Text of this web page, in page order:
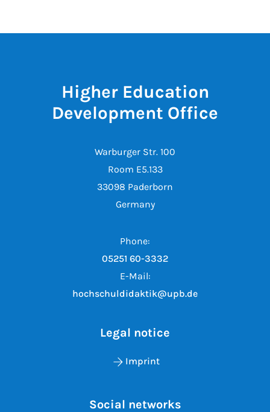
Higher Education
Development Office
Warburger Str. 100
Room E5.133
33098 Paderborn
Germany
Phone:
05251 60-3332
E-Mail:
hochschuldidaktik@upb.de
Legal notice
Imprint
Social networks